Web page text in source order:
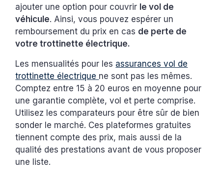
ajouter une option pour couvrir le vol de
véhicule. Ainsi, vous pouvez espérer un
remboursement du prix en cas de perte de
votre trottinette électrique.
Les mensualités pour les assurances vol de
trottinette électrique ne sont pas les mêmes.
Comptez entre 15 à 20 euros en moyenne pour
une garantie complète, vol et perte comprise.
Utilisez les comparateurs pour être sûr de bien
sonder le marché. Ces plateformes gratuites
tiennent compte des prix, mais aussi de la
qualité des prestations avant de vous proposer
une liste.